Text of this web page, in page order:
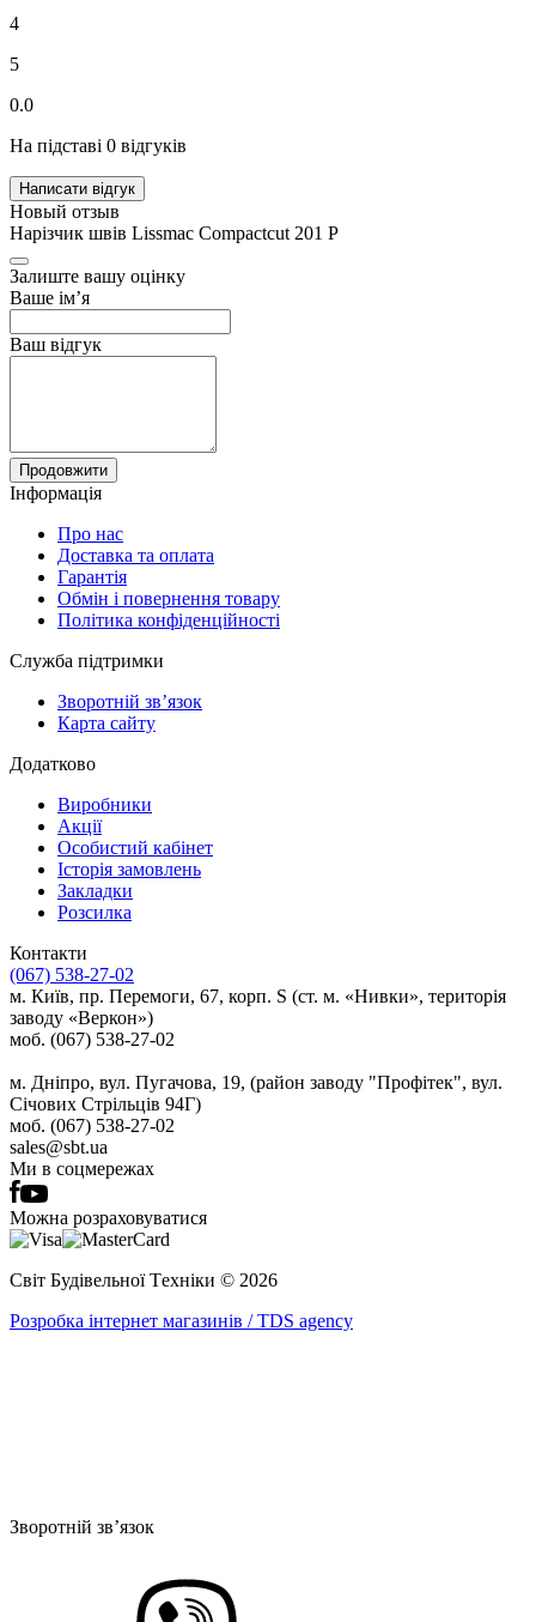
4
5
0.0
На підставі 0 відгуків
Написати відгук
Новый отзыв
Нарізчик швів Lissmac Compactcut 201 P
Залиште вашу оцінку
Ваше ім’я
Ваш відгук
Продовжити
Інформація
Про нас
Доставка та оплата
Гарантія
Обмін і повернення товару
Політика конфіденційності
Служба підтримки
Зворотній зв’язок
Карта сайту
Додатково
Виробники
Акції
Особистий кабінет
Історія замовлень
Закладки
Розсилка
Контакти
(067) 538-27-02
м. Київ, пр. Перемоги, 67, корп. S (ст. м. «Нивки», територія
заводу «Веркон»)
моб. (067) 538-27-02
м. Дніпро, вул. Пугачова, 19, (район заводу "Профітек", вул.
Січових Стрільців 94Г)
моб. (067) 538-27-02
sales@sbt.ua
Ми в соцмережах
Можна розраховуватися
Світ Будівельної Tехніки © 2026
Розробка інтернет магазинів / TDS agency
Зворотній зв’язок